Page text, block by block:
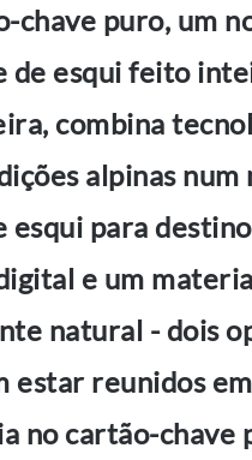
chave puro, um
de esqui feito
combina
alpinas num
esqui para
e um
natural - dois
estar reunidos
no cartão-chave